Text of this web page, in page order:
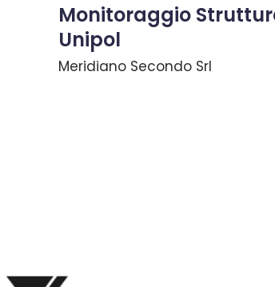
Monitoraggio
Unipol
Meridiano Secondo Srl